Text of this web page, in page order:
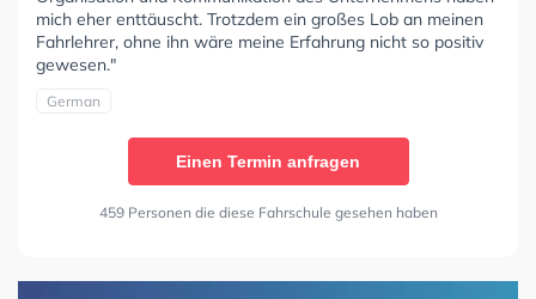
mich eher enttäuscht. Trotzdem ein großes Lob an meinen
Fahrlehrer, ohne ihn wäre meine Erfahrung nicht so positiv
gewesen."
German
Einen Termin anfragen
459 Personen die diese Fahrschule gesehen haben